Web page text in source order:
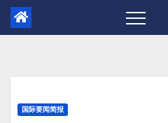
国际要闻简报